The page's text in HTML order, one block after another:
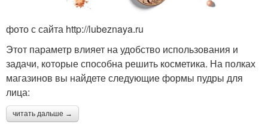
фото с сайта http://lubeznaya.ru
Этот параметр влияет на удобство использования и
задачи, которые способна решить косметика. На полках
магазинов вы найдете следующие формы пудры для
лица:
читать дальше →